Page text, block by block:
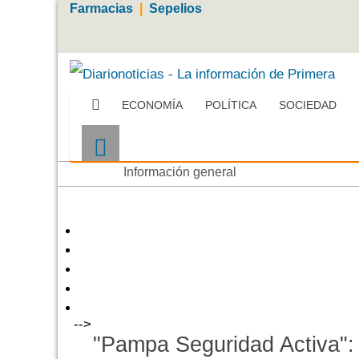
Farmacias Sepelios
ECONOMÍA POLÍTICA SOCIEDAD
Información general
-->
"Pampa Seguridad